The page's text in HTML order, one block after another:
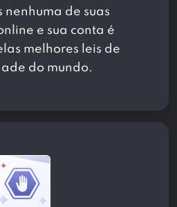
nenhuma de suas
e sua conta é
melhores leis de
do mundo.